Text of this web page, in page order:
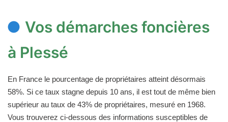
Vos démarches foncières
à Plessé
En France le pourcentage de propriétaires atteint désormais
58%. Si ce taux stagne depuis 10 ans, il est tout de même bien
supérieur au taux de 43% de propriétaires, mesuré en 1968.
Vous trouverez ci-dessous des informations susceptibles de